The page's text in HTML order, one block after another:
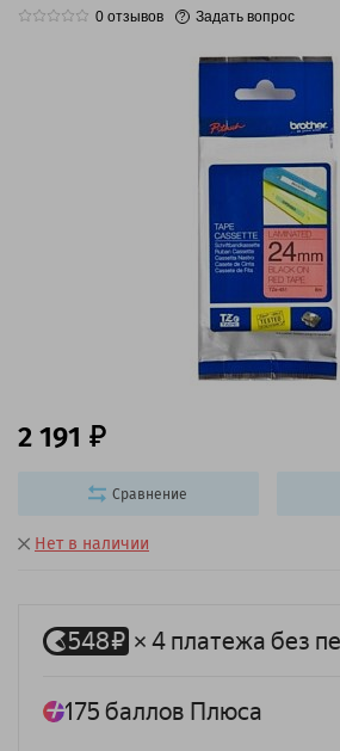
0 отзывов Задать вопрос
Нет в наличии
2 191
Сравнение